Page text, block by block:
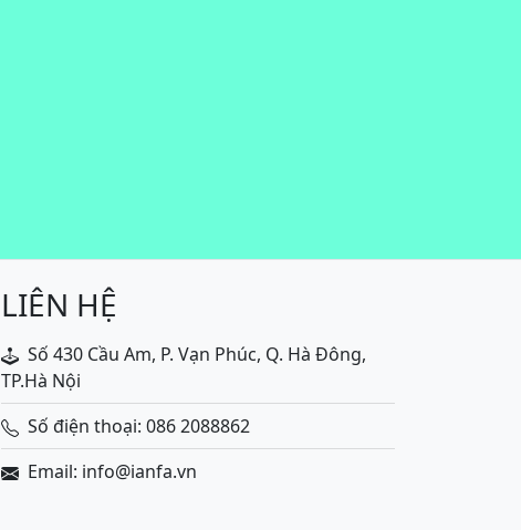
LIÊN HỆ
Số 430 Cầu Am, P. Vạn Phúc, Q. Hà Đông,
TP.Hà Nội
Số điện thoại: 086 2088862
Email: info@ianfa.vn